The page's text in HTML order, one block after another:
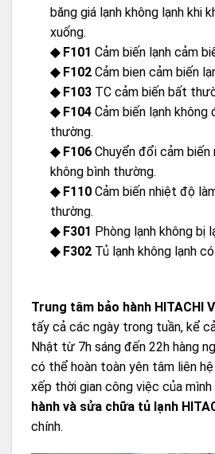
băng giá lạnh không lạnh khi
xuống.
◆ F101 Cảm biến lạnh cảm
◆ F102 Cảm bien cảm biến
◆ F103 TC cảm biến bất
◆ F104 Cảm biến lạnh không
thường.
◆ F106 Chuyển đổi cảm
không bình thường.
◆ F110 Cảm biến nhiệt độ
thường.
◆ F301 Phòng lạnh không bị
◆ F302 Tủ lạnh không lạnh
Trung tâm bảo hành HITACHI
tấy cả các ngày trong tuần, kể
Nhật từ 7h sáng đến 22h hàng
có thể hoàn toàn yên tâm liên
xếp thời gian công việc của
hành và sửa chữa tủ lạnh
chính.